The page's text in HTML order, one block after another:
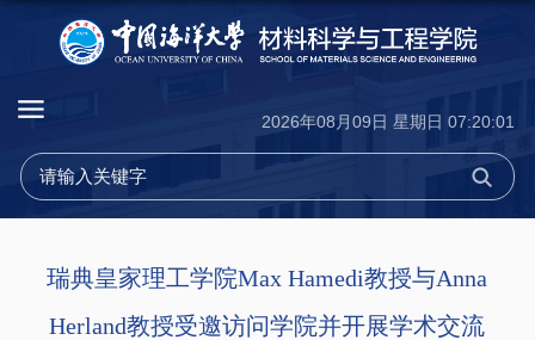
2026年08月09日 星期日 07:20:02
瑞典皇家理工学院Max Hamedi教授与Anna
Herland教授受邀访问学院并开展学术交流